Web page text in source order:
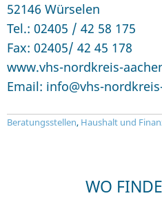
52146 Würselen
Tel.: 02405 / 42 58 175
Fax: 02405/ 42 45 178
www.vhs-nordkreis-
Email: info@vhs-
Beratungsstellen, Haushalt und
WO